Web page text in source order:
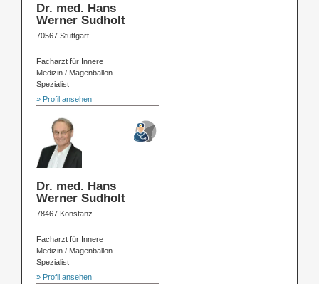
Dr. med. Hans
Werner Sudholt
70567 Stuttgart
Facharzt für Innere
Medizin / Magenballon-
Spezialist
» Profil ansehen
Dr. med. Hans
Werner Sudholt
78467 Konstanz
Facharzt für Innere
Medizin / Magenballon-
Spezialist
» Profil ansehen